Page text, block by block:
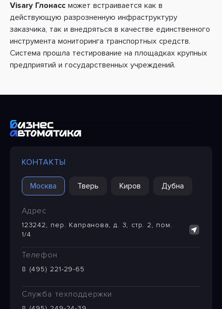
Visary Глонасс может встраивается как в
действующую разрозненную инфраструктуру
заказчика, так и внедряться в качестве единственного
инструмента мониторинга транспортных средств.
Система прошла тестирование на площадках крупных
предприятий и государственных учреждений.
КОНТАКТЫ
Москва Тверь Киров Дубна
Адрес
123242, пер. Капранова, д. 3, стр. 2, пом.
1/4
Телефон
8 (495) 221-29-65
Служба техподдержки